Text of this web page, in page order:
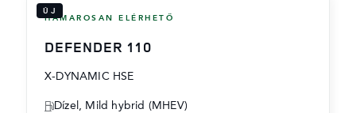
ÚJ
HAMAROSAN ELÉRHETŐ
DEFENDER 110
X-DYNAMIC HSE
Dízel, Mild hybrid (MHEV)